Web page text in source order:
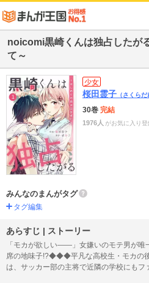
noicomi黒崎くんは独占したが
て～
少女
桜田霊子 （さくらだ
30巻 完結
1976人 がお気に入り登
みんなのまんがタグ
タグ編集
あらすじ | ストーリー
「モカが欲しい――」女嫌いのモテ男が
席の地味子!?◆◆◆平凡な高校生・モカの
は、サッカー部の主将で近隣の学校にもフ
崎くんに群がる女の子たちのせいでモカ